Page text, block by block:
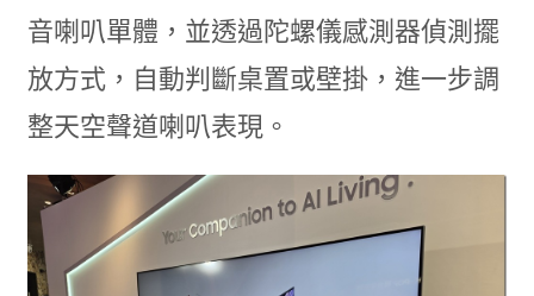
音喇叭單體，並透過陀螺儀感測器偵測擺
放方式，自動判斷桌置或壁掛，進一步調
整天空聲道喇叭表現。